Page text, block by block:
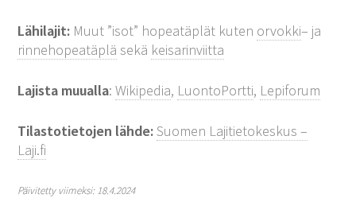
Lähilajit: Muut ”isot” hopeatäplät kuten orvokki– ja
rinnehopeatäplä sekä keisarinviitta
Lajista muualla:Wikipedia, LuontoPortti, Lepiforum
Tilastotietojen lähde:Suomen Lajitietokeskus –
Laji.fi
Päivitetty viimeksi: 18.4.2024